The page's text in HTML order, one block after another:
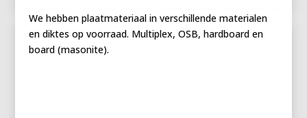
We hebben plaatmateriaal in verschillende materialen
en diktes op voorraad. Multiplex, OSB, hardboard en
board (masonite).